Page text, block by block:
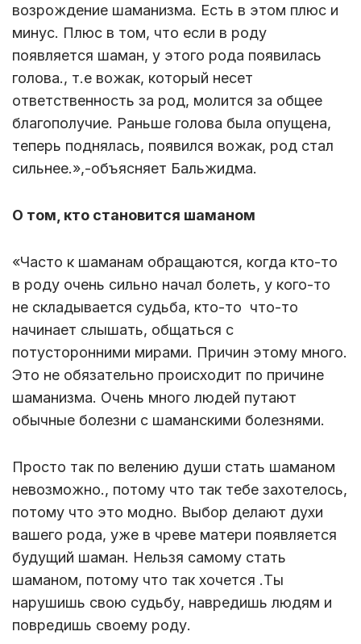
возрождение шаманизма. Есть в этом плюс и
минус. Плюс в том, что если в роду
появляется шаман, у этого рода появилась
голова., т.е вожак, который несет
ответственность за род, молится за общее
благополучие. Раньше голова была опущена,
теперь поднялась, появился вожак, род стал
сильнее.»,-объясняет Бальжидма.
О том, кто становится шаманом
«Часто к шаманам обращаются, когда кто-то
в роду очень сильно начал болеть, у кого-то
не складывается судьба, кто-то что-то
начинает слышать, общаться с
потусторонними мирами. Причин этому много.
Это не обязательно происходит по причине
шаманизма. Очень много людей путают
обычные болезни с шаманскими болезнями.
Просто так по велению души стать шаманом
невозможно., потому что так тебе захотелось,
потому что это модно. Выбор делают духи
вашего рода, уже в чреве матери появляется
будущий шаман. Нельзя самому стать
шаманом, потому что так хочется .Ты
нарушишь свою судьбу, навредишь людям и
повредишь своему роду.